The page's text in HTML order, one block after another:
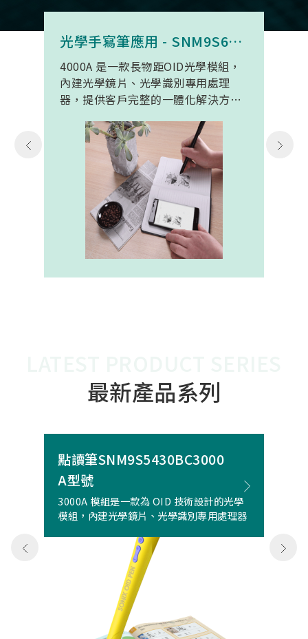
光學手寫筆應用 - SNM9S6100BC4000A
4000A 是一款長物距OID光學模組，
內建光學鏡片、光學識別專用處理
器，提供客戶完整的一體化解決方
置開發。模組在保持小型化的同時，
延伸了可用物距範圍，使其能在離紙
面更遠的位置仍精確讀取碼點，同時
內建的高幀率SoC，能確保書寫筆跡
的連續與準確。 透過4000A模組能有
效縮短客戶開發週期，並確保在小型
裝置中仍維持高精度與穩定度，讓產
品能夠以最自然的方式，將紙本與數
位內容緊密連結。
最新產品系列
點讀筆SNM9S5430BC3000
A型號
3000A 模組是一款為 OID 技術設計的光學
模組，內建光學鏡片、光學識別專用處理器